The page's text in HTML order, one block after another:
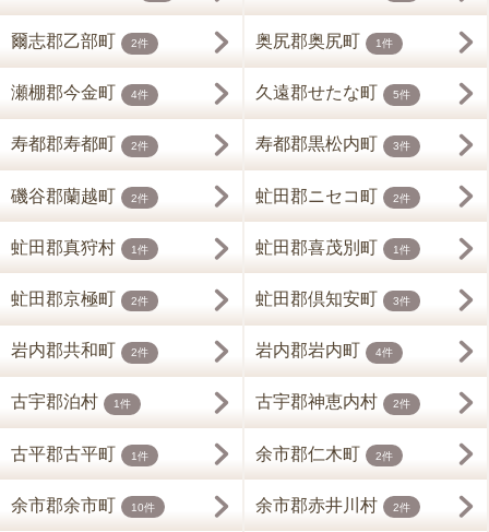
爾志郡乙部町 2件 奥尻郡奥尻町 1件
瀬棚郡今金町 4件 久遠郡せたな町 5件
寿都郡寿都町 2件 寿都郡黒松内町 3件
磯谷郡蘭越町 2件 虻田郡ニセコ町 2件
虻田郡真狩村 1件 虻田郡喜茂別町 1件
虻田郡京極町 2件 虻田郡倶知安町 3件
岩内郡共和町 2件 岩内郡岩内町 4件
古宇郡泊村 1件 古宇郡神恵内村 2件
古平郡古平町 1件 余市郡仁木町 2件
余市郡余市町 10件 余市郡赤井川村 2件